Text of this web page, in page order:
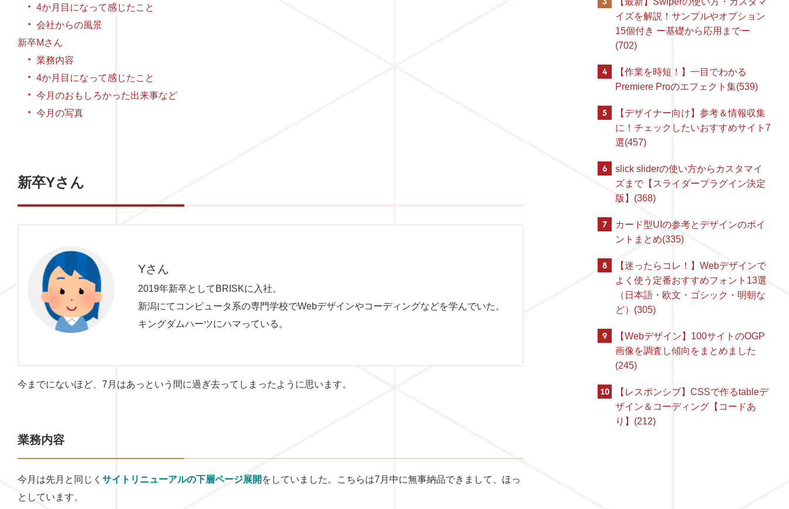
4か月目になって感じたこと
会社からの風景
新卒Mさん
業務内容
4か月目になって感じたこと
今月のおもしろかった出来事など
今月の写真
新卒Yさん
Yさん
2019年新卒としてBRISKに入社。
新潟にてコンピュータ系の専門学校でWebデザインやコーディングなどを学んでいた。
キングダムハーツにハマっている。
今までにないほど、7月はあっという間に過ぎ去ってしまったように思います。
業務内容
今月は先月と同じく サイトリニューアルの下層ページ展開 をしていました。こちらは7月中に無事納品できまして、ほっ
としています。
イズを解説！サンプルやオプション
15個付き ー基礎から応用までー
(702)
4
【作業を時短！】一目でわかる
Premiere Proのエフェクト集(539)
5
【デザイナー向け】参考＆情報収集
に！チェックしたいおすすめサイト7
選(457)
6
slick sliderの使い方からカスタマイ
ズまで【スライダープラグイン決定
版】(368)
7
カード型UIの参考とデザインのポイ
ントまとめ(335)
8
【迷ったらコレ！】Webデザインで
よく使う定番おすすめフォント13選
（日本語・欧文・ゴシック・明朝な
ど）(305)
9
【Webデザイン】100サイトのOGP
画像を調査し傾向をまとめました
(245)
10
【レスポンシブ】CSSで作るtableデ
ザイン＆コーディング【コードあ
り】(212)